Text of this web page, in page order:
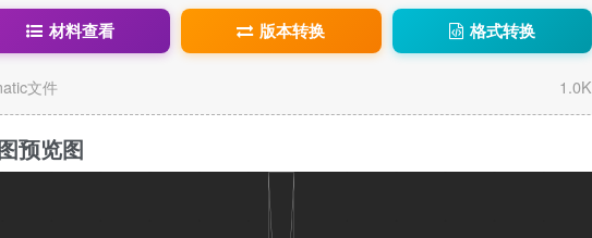
材料查看 版本转换 格式转换
文件 1.0K
预览图